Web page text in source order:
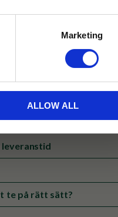
Marketing
ALLOW ALL
en Hario porslinsfilter stl 02.
te på rätt sätt?